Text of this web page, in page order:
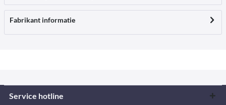
Fabrikant informatie
Service hotline